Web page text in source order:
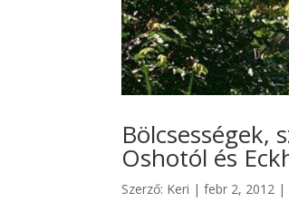
Bölcsességek,
Oshotól és
Szerző: Keri |febr 2, 2012 |